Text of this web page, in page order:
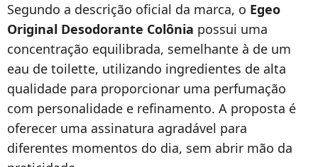
Segundo a descrição oficial da marca, o Egeo
Original Desodorante Colônia possui uma
concentração equilibrada, semelhante à de um
eau de toilette, utilizando ingredientes de alta
qualidade para proporcionar uma perfumação
com personalidade e refinamento. A proposta é
oferecer uma assinatura agradável para
diferentes momentos do dia, sem abrir mão da